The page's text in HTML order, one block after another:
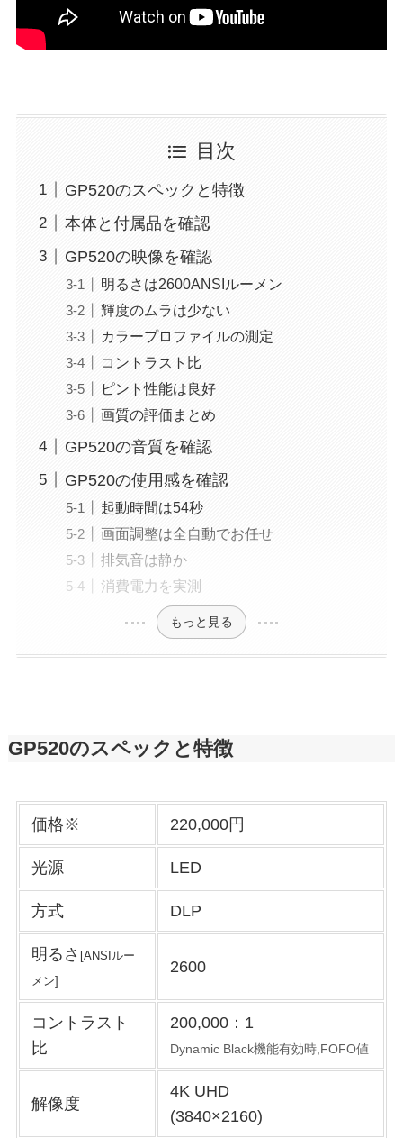
目次
GP520のスペックと特徴
本体と付属品を確認
GP520の映像を確認
明るさは2600ANSIルーメン
輝度のムラは少ない
カラープロファイルの測定
コントラスト比
ピント性能は良好
画質の評価まとめ
GP520の音質を確認
GP520の使用感を確認
起動時間は54秒
画面調整は全自動でお任せ
排気音は静か
消費電力を実測
もっと見る
GP520のスペックと特徴
価格※ 220,000円
光源 LED
方式 DLP
明るさ [ANSIルー
メン]
2600
コントラスト
比
200,000：1
Dynamic Black機能有効時,FOFO値
解像度
4K UHD
(3840×2160)